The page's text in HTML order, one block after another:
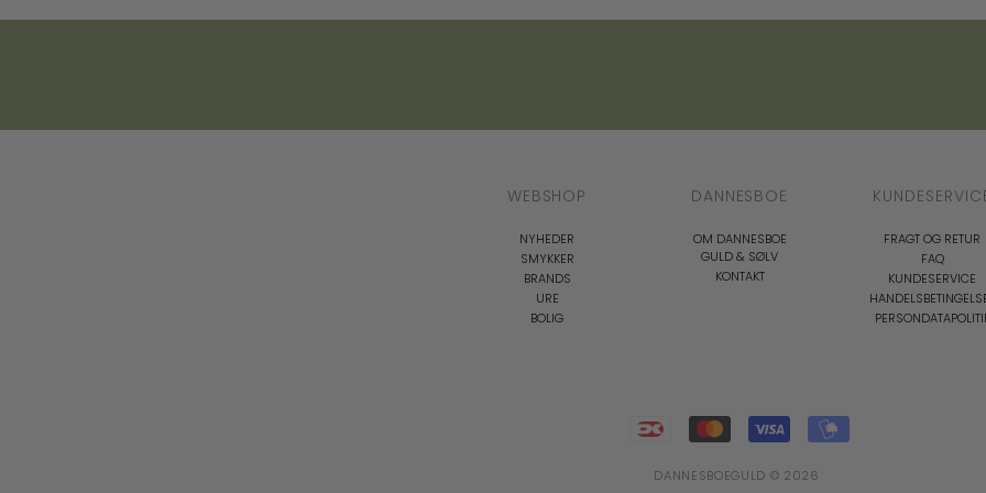
WEBSHOP
NYHEDER
SMYKKER
BRANDS
URE
BOLIG
DANNESBOE
OM DANNESBOE
GULD & SØLV
KONTAKT
FRAGT OG RETUR
FAQ
KUNDESERVICE
DANNESBOEGULD © 2026